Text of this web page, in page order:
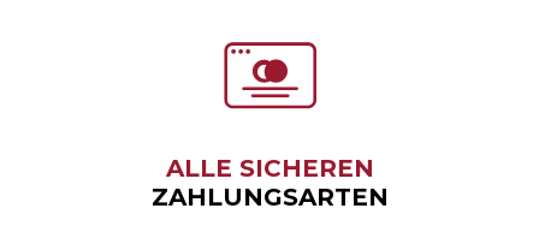
ALLE SICHEREN
ZAHLUNGSARTEN